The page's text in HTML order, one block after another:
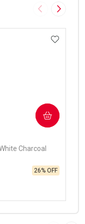
Imagem
Charcoal
26% OFF
COMPRAR